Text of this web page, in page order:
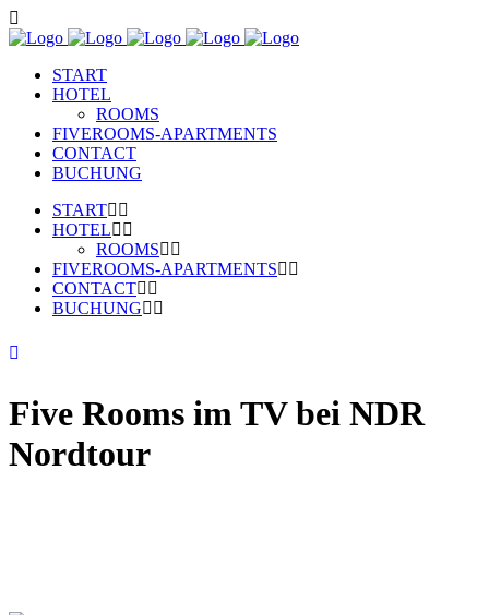
START
HOTEL
ROOMS
FIVEROOMS-APARTMENTS
CONTACT
BUCHUNG
START
HOTEL
ROOMS
FIVEROOMS-APARTMENTS
CONTACT
BUCHUNG
Five Rooms im TV bei NDR
Nordtour